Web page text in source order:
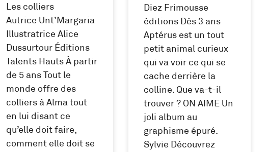
Les colliers
Autrice Unt’Margaria
Illustratrice Alice
Dussurtour Éditions
Talents Hauts À partir
de 5 ans Tout le
monde offre des
colliers à Alma tout
en lui disant ce
qu’elle doit faire,
comment elle doit se
Diez Frimousse
éditions Dès 3 ans
Aptérus est un tout
petit animal curieux
qui va voir ce qui se
cache derrière la
colline. Que va-t-il
trouver ? ON AIME Un
joli album au
graphisme épuré.
Sylvie Découvrez